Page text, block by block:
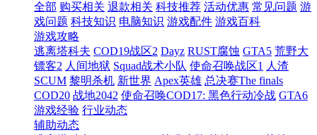
全部 购买相关 退款相关 科技推荐 活动优惠 常见问题 游
戏问题 科技知识 电脑知识 游戏配件 游戏百科
游戏攻略
逃离塔科夫 COD19战区2 Dayz RUST腐蚀 GTA5 荒野大
镖客2 人间地狱 Squad战术小队 使命召唤战区1 人渣
SCUM 黎明杀机 新世界 Apex英雄 总决赛The finals
COD20 战地2042 使命召唤COD17: 黑色行动冷战 GTA6
游戏经验 行业动态
辅助动态